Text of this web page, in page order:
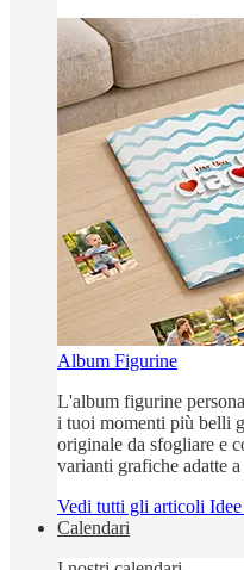
Album Figurine
L'album figurine
i tuoi momenti più belli
originale da sfogliare e
varianti grafiche adatte
Vedi tutti gli articoli Idee
Calendari